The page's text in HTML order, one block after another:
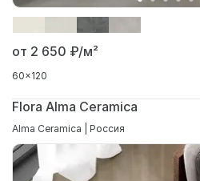
от 2 650 ₽/м²
60x120
Flora Alma Ceramica
Alma Ceramica | Россия